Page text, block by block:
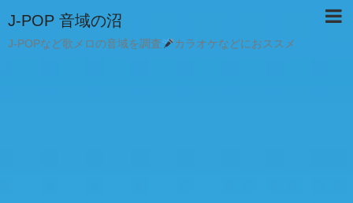
J-POP 音域の沼
J-POPなど歌メロの音域を調査 カラオケなどにおススメ